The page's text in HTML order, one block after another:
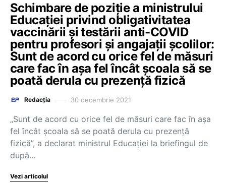
Schimbare de poziție a ministrului
Educației privind obligativitatea
vaccinării și testării anti-COVID
pentru profesori și angajații școlilor:
Sunt de acord cu orice fel de măsuri
care fac în așa fel încât școala să se
poată derula cu prezență fizică
Redacția 30 decembrie 2021
„Sunt de acord cu orice fel de măsuri care fac în așa
fel încât școala să se poată derula cu prezență
fizică”, a declarat ministrul Educației la briefingul de
după…
Vezi articolul